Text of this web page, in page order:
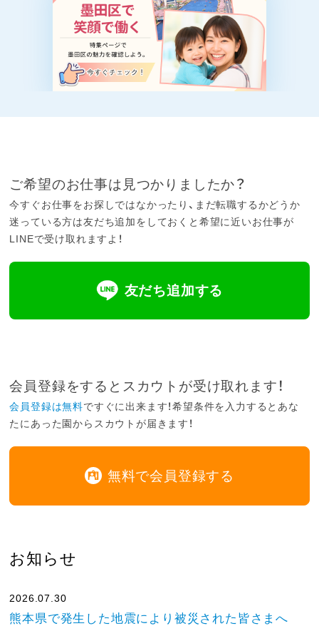
ご希望のお仕事は見つかりましたか？
今すぐお仕事をお探しではなかったり、まだ転職するかどうか
迷っている方は友だち追加をしておくと希望に近いお仕事が
LINEで受け取れますよ！
友だち追加する
会員登録をするとスカウトが受け取れます！
会員登録は無料ですぐに出来ます！希望条件を入力するとあな
たにあった園からスカウトが届きます！
無料で会員登録する
お知らせ
2026.07.30
熊本県で発生した地震により被災された皆さまへ